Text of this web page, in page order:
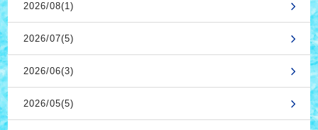
2026/08(1)
2026/07(5)
2026/06(3)
2026/05(5)